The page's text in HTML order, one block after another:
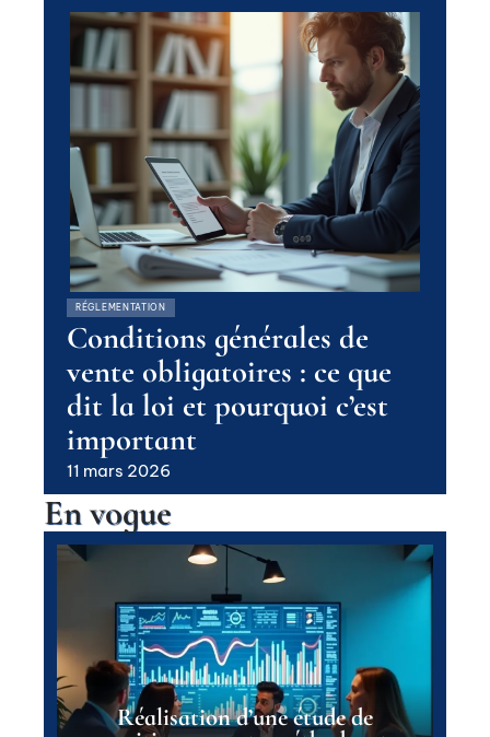
RÉGLEMENTATION
Conditions générales de
vente obligatoires : ce que
dit la loi et pourquoi c’est
important
11 mars 2026
En vogue
Réalisation d’une étude de